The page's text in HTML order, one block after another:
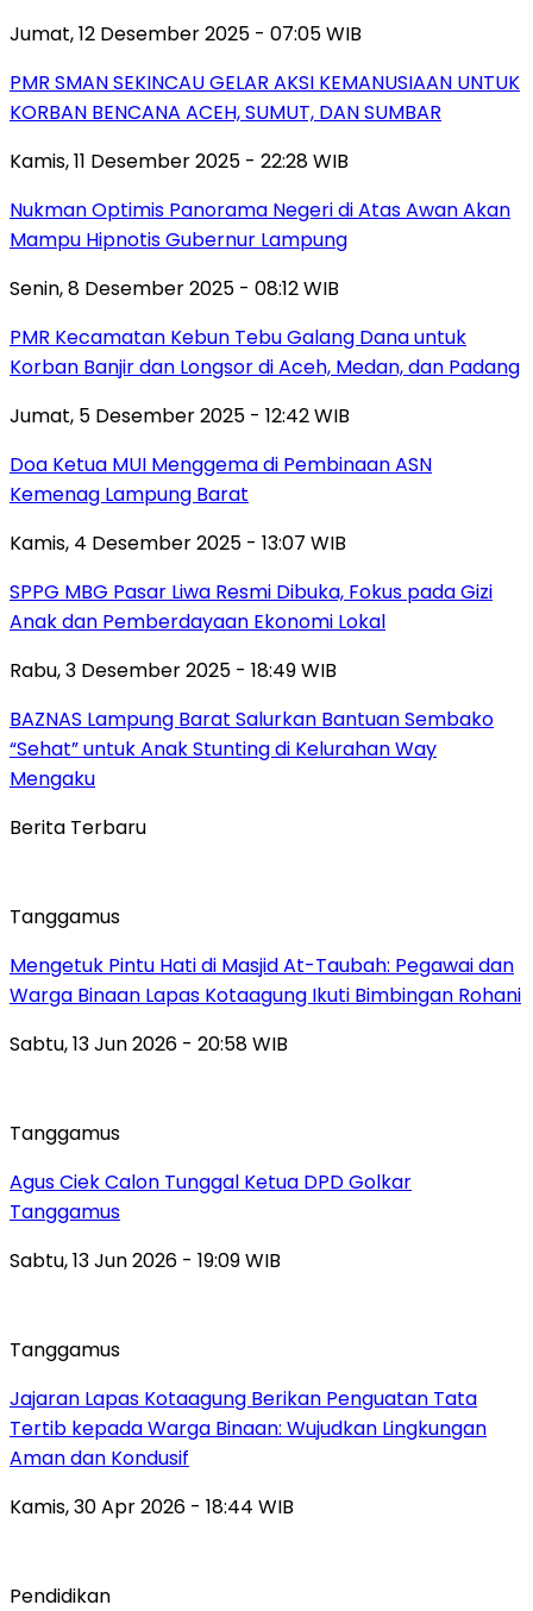
Jumat, 12 Desember 2025 - 07:05 WIB
PMR SMAN SEKINCAU GELAR AKSI KEMANUSIAAN UNTUK
KORBAN BENCANA ACEH, SUMUT, DAN SUMBAR
Kamis, 11 Desember 2025 - 22:28 WIB
Nukman Optimis Panorama Negeri di Atas Awan Akan
Mampu Hipnotis Gubernur Lampung
Senin, 8 Desember 2025 - 08:12 WIB
PMR Kecamatan Kebun Tebu Galang Dana untuk
Korban Banjir dan Longsor di Aceh, Medan, dan Padang
Jumat, 5 Desember 2025 - 12:42 WIB
Doa Ketua MUI Menggema di Pembinaan ASN
Kemenag Lampung Barat
Kamis, 4 Desember 2025 - 13:07 WIB
SPPG MBG Pasar Liwa Resmi Dibuka, Fokus pada Gizi
Anak dan Pemberdayaan Ekonomi Lokal
Rabu, 3 Desember 2025 - 18:49 WIB
BAZNAS Lampung Barat Salurkan Bantuan Sembako
“Sehat” untuk Anak Stunting di Kelurahan Way
Mengaku
Berita Terbaru
Tanggamus
Mengetuk Pintu Hati di Masjid At-Taubah: Pegawai dan
Warga Binaan Lapas Kotaagung Ikuti Bimbingan Rohani
Sabtu, 13 Jun 2026 - 20:58 WIB
Tanggamus
Agus Ciek Calon Tunggal Ketua DPD Golkar
Tanggamus
Sabtu, 13 Jun 2026 - 19:09 WIB
Tanggamus
Jajaran Lapas Kotaagung Berikan Penguatan Tata
Tertib kepada Warga Binaan: Wujudkan Lingkungan
Aman dan Kondusif
Kamis, 30 Apr 2026 - 18:44 WIB
Pendidikan